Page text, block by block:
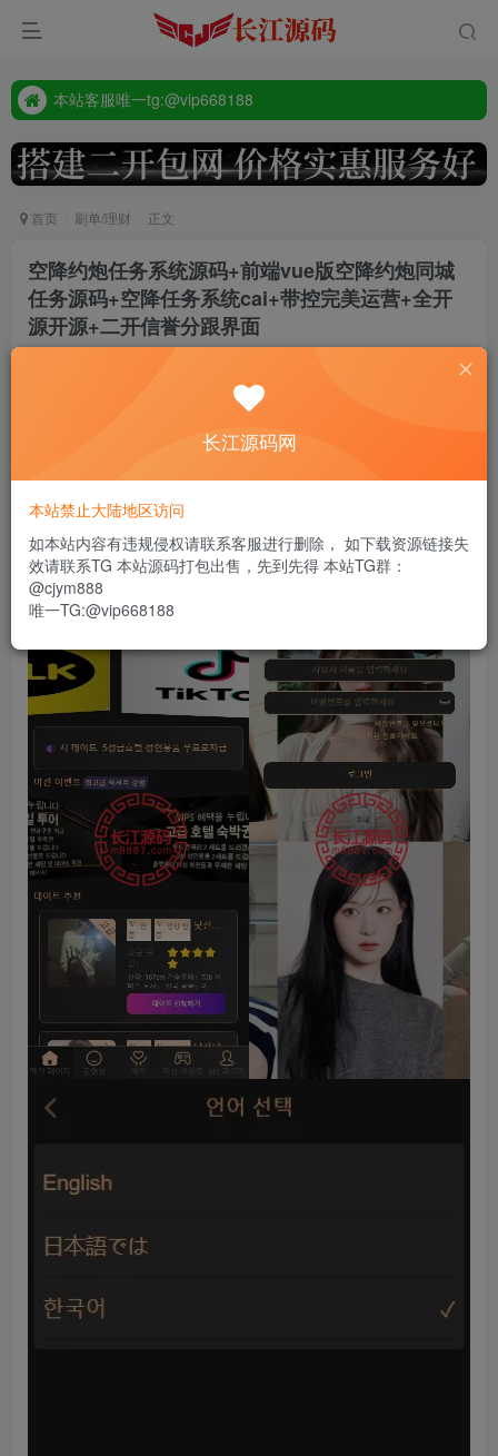
本站客服唯一tg:@vip668188
本站客服唯一tg:@vip668188
首页 刷单/理财 正文
空降约炮任务系统源码+前端vue版空降约炮同城
任务源码+空降任务系统cai+带控完美运营+全开
源开源+二开信誉分跟界面
前端VUE，后端thinkphp，这个是之前空降系统二开的新ui，
钱包移除了必要限制，界面优化成黑灰金色。
长江源码网
本站禁止大陆地区访问
如本站内容有违规侵权请联系客服进行删除， 如下载资源链接失
效请联系TG 本站源码打包出售，先到先得 本站TG群：
@cjym888
唯一TG:@vip668188